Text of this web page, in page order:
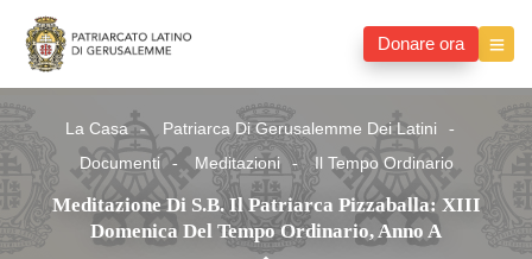
Donare ora
La Casa
Patriarca Di Gerusalemme Dei Latini
Documenti
Meditazioni Il Tempo Ordinario
Meditazione Di S.B. Il Patriarca Pizzaballa: XIII
Domenica Del Tempo Ordinario, Anno A